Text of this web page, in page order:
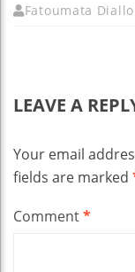
Fatoumata Diallo
LEAVE A
Your email
fields are marked
Comment*